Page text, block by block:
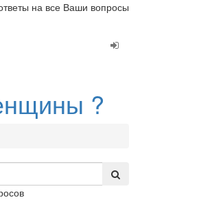
на все Ваши вопросы
?